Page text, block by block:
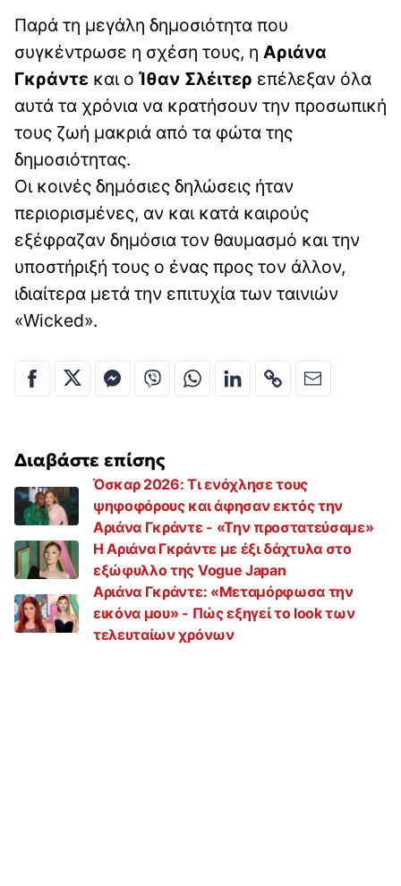
Παρά τη μεγάλη δημοσιότητα που
συγκέντρωσε η σχέση τους, η Αριάνα
Γκράντε και ο Ίθαν Σλέιτερ επέλεξαν όλα
αυτά τα χρόνια να κρατήσουν την προσωπική
τους ζωή μακριά από τα φώτα της
δημοσιότητας.
Οι κοινές δημόσιες δηλώσεις ήταν
περιορισμένες, αν και κατά καιρούς
εξέφραζαν δημόσια τον θαυμασμό και την
υποστήριξή τους ο ένας προς τον άλλον,
ιδιαίτερα μετά την επιτυχία των ταινιών
«Wicked».
Διαβάστε επίσης
Όσκαρ 2026: Τι ενόχλησε τους
ψηφοφόρους και άφησαν εκτός την
Αριάνα Γκράντε - «Την προστατεύσαμε»
H Αριάνα Γκράντε με έξι δάχτυλα στο
εξώφυλλο της Vogue Japan
Αριάνα Γκράντε: «Μεταμόρφωσα την
εικόνα μου» - Πώς εξηγεί το look των
τελευταίων χρόνων